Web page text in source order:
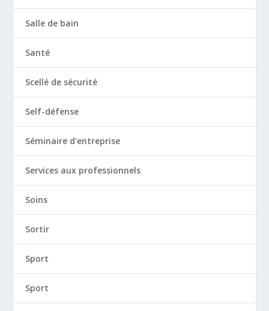
Salle de bain
Santé
Scellé de sécurité
Self-défense
Séminaire d'entreprise
Services aux professionnels
Soins
Sortir
Sport
Sport